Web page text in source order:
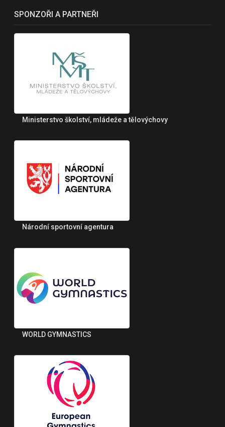
SPONZOŘI A PARTNEŘI
Ministerstvo školství, mládeže a tělovýchovy
Národní sportovní agentura
WORLD GYMNASTICS